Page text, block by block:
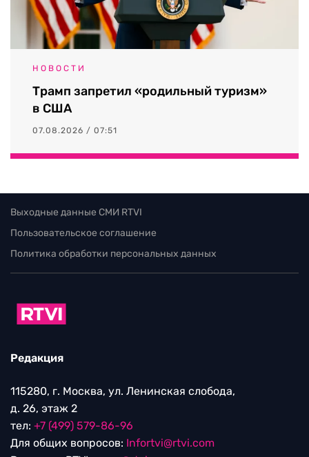
НОВОСТИ
Трамп запретил «родильный туризм»
в США
07.08.2026 / 07:51
Выходные данные СМИ RTVI
Пользовательское соглашение
Политика обработки персональных данных
Редакция
115280, г. Москва, ул. Ленинская слобода,
д. 26, этаж 2
тел: +7 (499) 579-86-96
Для общих вопросов: Infortvi@rtvi.com